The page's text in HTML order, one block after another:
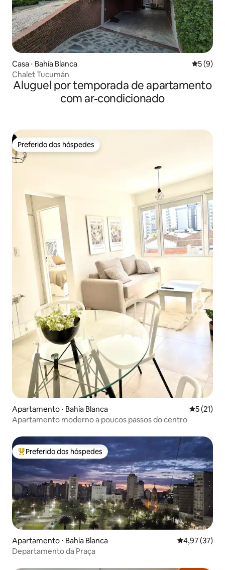
Casa ⋅ Bahía Blanca 5 de
5 (9)
Chalet Tucumán
Aluguel por temporada de apartamento
com ar-condicionado
Preferido dos hóspedes
Preferido dos hóspedes
Apartamento ⋅ Bahía Blanca 5 de uma
5 (21)
Apartamento moderno a poucos passos do centro
Entre os melhores preferidos dos hóspedes
Preferido dos hóspedes
Apartamento ⋅ Bahía Blanca 4,97 de uma
4,97 (37)
Departamento da Praça